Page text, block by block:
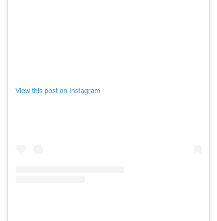
View this post on Instagram